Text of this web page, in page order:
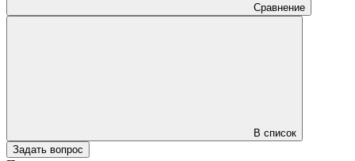
Сравнение
В список
Задать вопрос